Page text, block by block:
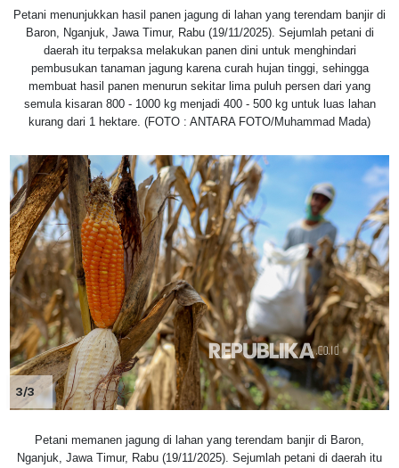
Petani menunjukkan hasil panen jagung di lahan yang terendam banjir di
Baron, Nganjuk, Jawa Timur, Rabu (19/11/2025). Sejumlah petani di
daerah itu terpaksa melakukan panen dini untuk menghindari
pembusukan tanaman jagung karena curah hujan tinggi, sehingga
membuat hasil panen menurun sekitar lima puluh persen dari yang
semula kisaran 800 - 1000 kg menjadi 400 - 500 kg untuk luas lahan
kurang dari 1 hektare. (FOTO : ANTARA FOTO/Muhammad Mada)
3/3
Petani memanen jagung di lahan yang terendam banjir di Baron,
Nganjuk, Jawa Timur, Rabu (19/11/2025). Sejumlah petani di daerah itu